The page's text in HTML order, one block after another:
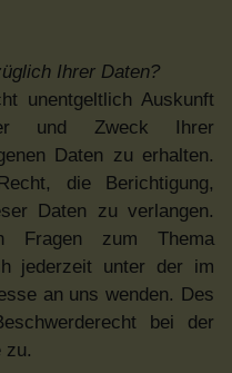
Ihrer Daten?
unentgeltlich Auskunft
und Zweck Ihrer
Daten zu erhalten.
die Berichtigung,
Daten zu verlangen.
Fragen zum Thema
jederzeit unter der im
an uns wenden. Des
bei der
zu.